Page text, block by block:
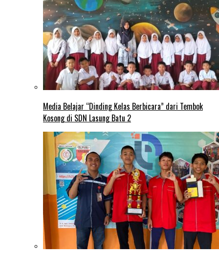
Media Belajar “Dinding Kelas Berbicara” dari Tembok
Kosong di SDN Lasung Batu 2